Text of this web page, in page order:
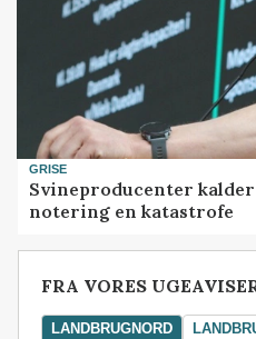
GRISE
Svineproducenter
notering en katastrofe
FRA VORES
LANDBRUGNORD